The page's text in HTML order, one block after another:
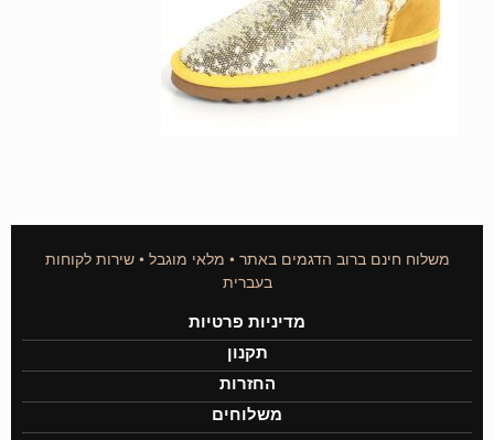
משלוח חינם ברוב הדגמים באתר • מלאי מוגבל • שירות לקוחות
בעברית
מדיניות פרטיות
תקנון
החזרות
משלוחים